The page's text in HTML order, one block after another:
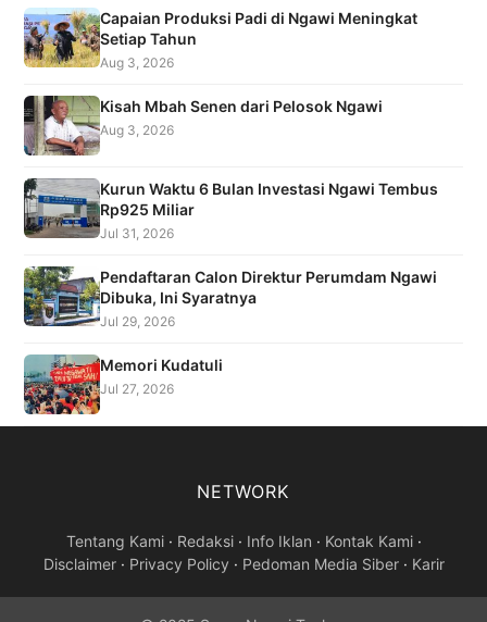
Capaian Produksi Padi di Ngawi Meningkat
Setiap Tahun
Aug 3, 2026
Kisah Mbah Senen dari Pelosok Ngawi
Aug 3, 2026
Kurun Waktu 6 Bulan Investasi Ngawi Tembus
Rp925 Miliar
Jul 31, 2026
Pendaftaran Calon Direktur Perumdam Ngawi
Dibuka, Ini Syaratnya
Jul 29, 2026
Memori Kudatuli
Jul 27, 2026
NETWORK
Tentang Kami· Redaksi· Info Iklan · Kontak Kami·
Disclaimer· Privacy Policy · Pedoman Media Siber· Karir